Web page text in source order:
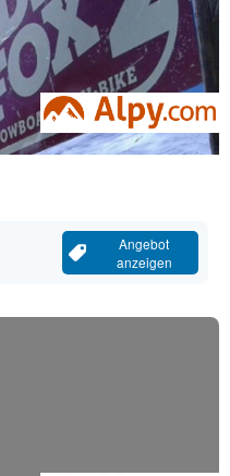
Angebot
anzeigen